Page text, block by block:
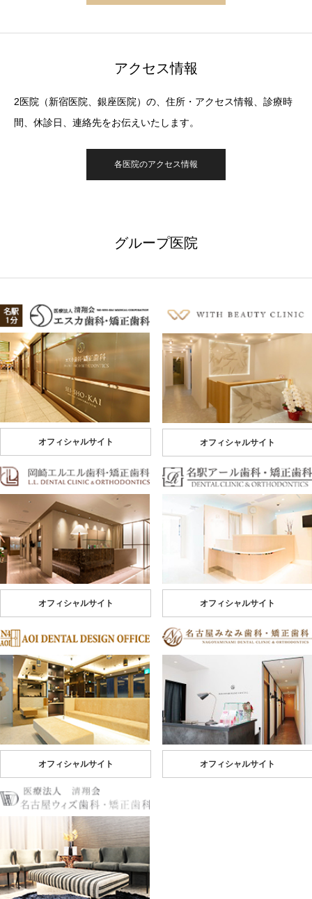
アクセス情報
2医院（新宿医院、銀座医院）の、住所・アクセス情報、診療時
間、休診日、連絡先をお伝えいたします。
各医院のアクセス情報
グループ医院
オフィシャルサイト オフィシャルサイト
オフィシャルサイト オフィシャルサイト
オフィシャルサイト オフィシャルサイト